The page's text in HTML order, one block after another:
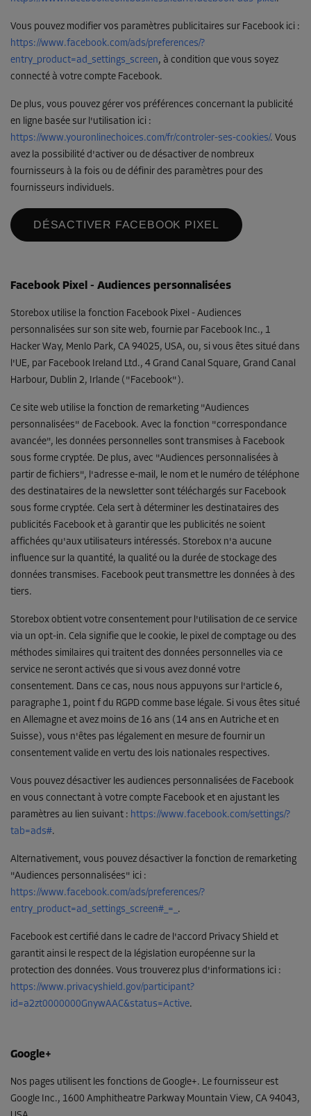
Vous pouvez modifier vos paramètres publicitaires sur Facebook ici :
https://www.facebook.com/ads/preferences/?
entry_product=ad_settings_screen, à condition que vous soyez
connecté à votre compte Facebook.
De plus, vous pouvez gérer vos préférences concernant la publicité
en ligne basée sur l'utilisation ici :
https://www.youronlinechoices.com/fr/controler-ses-cookies/. Vous
avez la possibilité d'activer ou de désactiver de nombreux
fournisseurs à la fois ou de définir des paramètres pour des
fournisseurs individuels.
DÉSACTIVER FACEBOOK PIXEL
Facebook Pixel - Audiences personnalisées
Storebox utilise la fonction Facebook Pixel - Audiences
personnalisées sur son site web, fournie par Facebook Inc., 1
Hacker Way, Menlo Park, CA 94025, USA, ou, si vous êtes situé dans
l'UE, par Facebook Ireland Ltd., 4 Grand Canal Square, Grand Canal
Harbour, Dublin 2, Irlande ("Facebook").
Ce site web utilise la fonction de remarketing "Audiences
personnalisées" de Facebook. Avec la fonction "correspondance
avancée", les données personnelles sont transmises à Facebook
sous forme cryptée. De plus, avec "Audiences personnalisées à
partir de fichiers", l'adresse e-mail, le nom et le numéro de téléphone
des destinataires de la newsletter sont téléchargés sur Facebook
sous forme cryptée. Cela sert à déterminer les destinataires des
publicités Facebook et à garantir que les publicités ne soient
affichées qu'aux utilisateurs intéressés. Storebox n'a aucune
influence sur la quantité, la qualité ou la durée de stockage des
données transmises. Facebook peut transmettre les données à des
tiers.
Storebox obtient votre consentement pour l'utilisation de ce service
via un opt-in. Cela signifie que le cookie, le pixel de comptage ou des
méthodes similaires qui traitent des données personnelles via ce
service ne seront activés que si vous avez donné votre
consentement. Dans ce cas, nous nous appuyons sur l'article 6,
paragraphe 1, point f du RGPD comme base légale. Si vous êtes situé
en Allemagne et avez moins de 16 ans (14 ans en Autriche et en
Suisse), vous n'êtes pas légalement en mesure de fournir un
consentement valide en vertu des lois nationales respectives.
Vous pouvez désactiver les audiences personnalisées de Facebook
en vous connectant à votre compte Facebook et en ajustant les
paramètres au lien suivant : https://www.facebook.com/settings/?
tab=ads#.
Alternativement, vous pouvez désactiver la fonction de remarketing
"Audiences personnalisées" ici :
https://www.facebook.com/ads/preferences/?
entry_product=ad_settings_screen#_=_ .
Facebook est certifié dans le cadre de l'accord Privacy Shield et
garantit ainsi le respect de la législation européenne sur la
protection des données. Vous trouverez plus d'informations ici :
https://www.privacyshield.gov/participant?
id=a2zt0000000GnywAAC&status=Active.
Google+
Nos pages utilisent les fonctions de Google+. Le fournisseur est
Google Inc., 1600 Amphitheatre Parkway Mountain View, CA 94043,